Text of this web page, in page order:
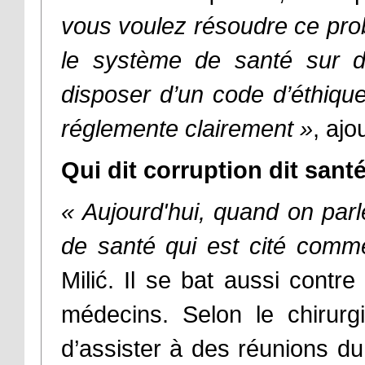
vous voulez résoudre ce
le système de santé sur
disposer d’un code
réglemente clairement »,
Qui dit corruption dit
« Aujourd'hui, quand on
de santé qui est cité
Milić. Il se bat aussi contre
médecins. Selon le
d’assister à des réunions